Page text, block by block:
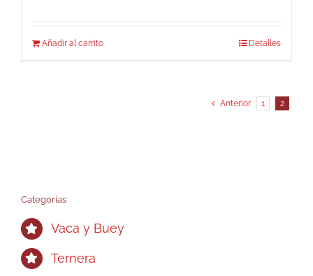
Añadir al carrito Detalles
Anterior 1 2
Categorías
Vaca y Buey
Ternera